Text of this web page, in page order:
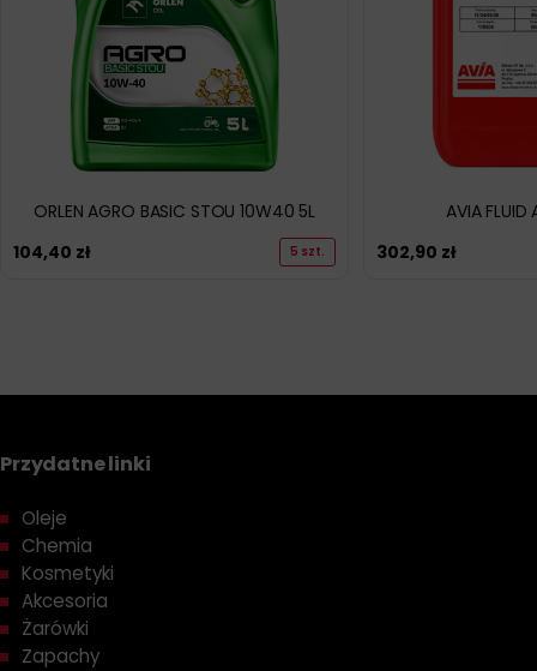
ORLEN AGRO BASIC STOU 10W40 5L
104,40 zł 5 szt.
AVIA FLUID
302,90 zł
Przydatne linki
Oleje
Chemia
Kosmetyki
Akcesoria
Żarówki
Zapachy